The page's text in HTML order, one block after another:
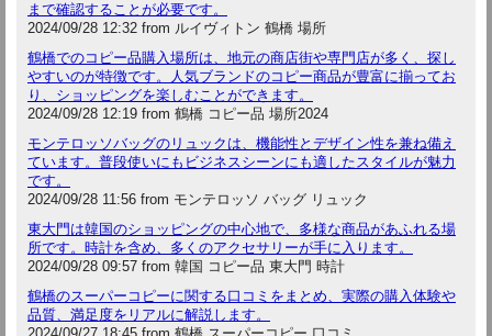
まで確認することが必要です。
2024/09/28 12:32 from ルイヴィトン 鶴橋 場所
鶴橋でのコピー品購入場所は、地元の商店街や専門店が多く、探し
やすいのが特徴です。人気ブランドのコピー商品が豊富に揃ってお
り、ショッピングを楽しむことができます。
2024/09/28 12:19 from 鶴橋 コピー品 場所2024
モンテロッソバッグのリュックは、機能性とデザイン性を兼ね備え
ています。普段使いにもビジネスシーンにも適したスタイルが魅力
です。
2024/09/28 11:56 from モンテロッソ バッグ リュック
東大門は韓国のショッピングの中心地で、多様な商品があふれる場
所です。時計を含め、多くのアクセサリーが手に入ります。
2024/09/28 09:57 from 韓国 コピー品 東大門 時計
鶴橋のスーパーコピーに関する口コミをまとめ、実際の購入体験や
品質、満足度をリアルに解説します。